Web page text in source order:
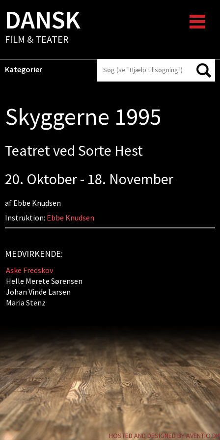
DANSK
FILM & TEATER
Kategorier
Skyggerne 1995
Teatret ved Sorte Hest
20. Oktober - 18. November
af Ebbe Knudsen
Instruktion: Ebbe Knudsen
MEDVIRKENDE:
Aske Fredskov
Helle Merete Sørensen
Johan Vinde Larsen
Maria Stenz
HOSTED AND DESIGNED BY AVENTIO.DK